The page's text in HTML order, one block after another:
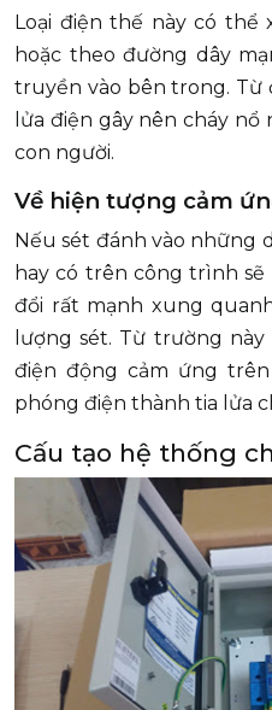
Loại điện thế này có thể
hoặc theo đường dây
truyền vào bên trong. Từ
lửa điện gây nên cháy
con người.
Về hiện tượng cảm
Nếu sét đánh vào những
hay có trên công trình
đổi rất mạnh xung
lượng sét. Từ trường
điện động cảm ứng
phóng điện thành tia lửa
Cấu tạo hệ thống